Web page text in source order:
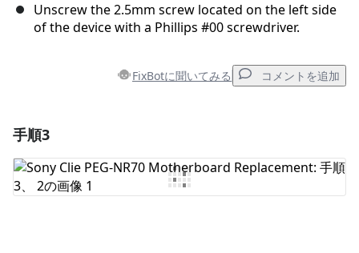
Unscrew the 2.5mm screw located on the left side
of the device with a Phillips #00 screwdriver.
FixBotに聞いてみる コメントを追加
コメントを追加
手順3